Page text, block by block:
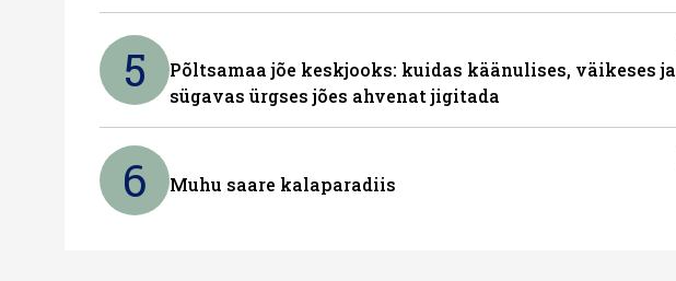
5
Põltsamaa jõe keskjooks: kuidas käänulises, väikeses ja
sügavas ürgses jões ahvenat jigitada
6 Muhu saare kalaparadiis